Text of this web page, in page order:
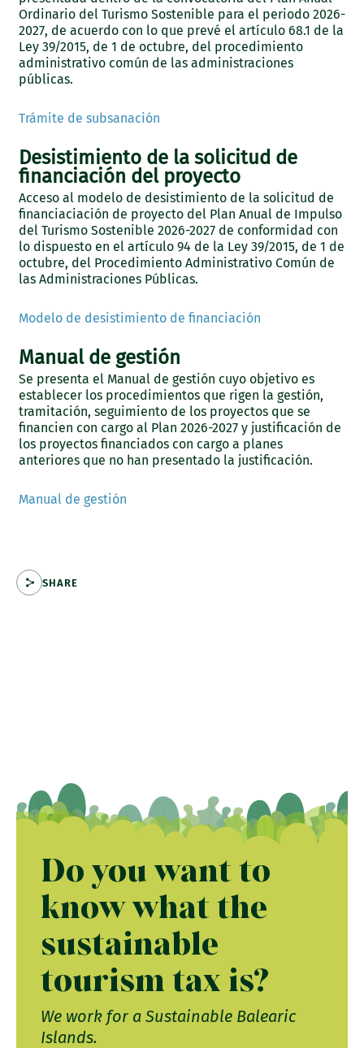
Ordinario del Turismo Sostenible para el periodo 2026-
2027, de acuerdo con lo que prevé el artículo 68.1 de la
Ley 39/2015, de 1 de octubre, del procedimiento
administrativo común de las administraciones
públicas.
Trámite de subsanación
Desistimiento de la solicitud de
financiación del proyecto
Acceso al modelo de desistimiento de la solicitud de
financiaciación de proyecto del Plan Anual de Impulso
del Turismo Sostenible 2026-2027 de conformidad con
lo dispuesto en el artículo 94 de la Ley 39/2015, de 1 de
octubre, del Procedimiento Administrativo Común de
las Administraciones Públicas.
Modelo de desistimiento de financiación
Manual de gestión
Se presenta el Manual de gestión cuyo objetivo es
establecer los procedimientos que rigen la gestión,
tramitación, seguimiento de los proyectos que se
financien con cargo al Plan 2026-2027 y justificación de
los proyectos financiados con cargo a planes
anteriores que no han presentado la justificación.
Manual de gestión
SHARE
Do you want to
know what the
sustainable
tourism tax is?
We work for a Sustainable Balearic
Islands.